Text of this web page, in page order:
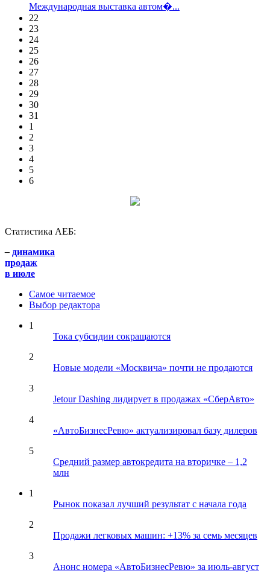
Международная выставка автом�...
22
23
24
25
26
27
28
29
30
31
1
2
3
4
5
6
Статистика АЕБ:
– динамика
продаж
в июле
Самое читаемое
Выбор редактора
1
Тока субсидии сокращаются
2
Новые модели «Москвича» почти не продаются
3
Jetour Dashing лидирует в продажах «СберАвто»
4
«АвтоБизнесРевю» актуализировал базу дилеров
5
Средний размер автокредита на вторичке – 1,2
млн
1
Рынок показал лучший результат с начала года
2
Продажи легковых машин: +13% за семь месяцев
3
Анонс номера «АвтоБизнесРевю» за июль-август